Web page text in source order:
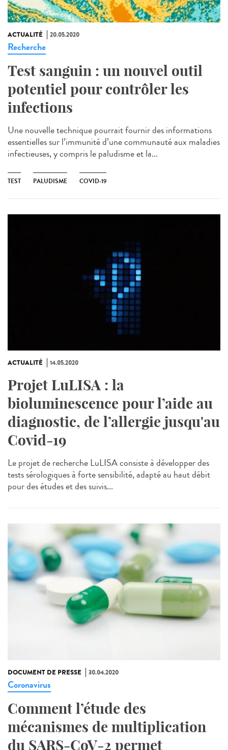
ACTUALITÉ 20.05.2020
Recherche
Test sanguin : un nouvel outil
potentiel pour contrôler les
infections
Une nouvelle technique pourrait fournir des informations
essentielles sur l’immunité d’une communauté aux maladies
infectieuses, y compris le paludisme et la...
TEST PALUDISME COVID-19
ACTUALITÉ 14.05.2020
Projet LuLISA : la
bioluminescence pour l’aide au
diagnostic, de l’allergie jusqu'au
Covid-19
Le projet de recherche LuLISA consiste à développer des
tests sérologiques à forte sensibilité, adapté au haut débit
pour des études et des suivis...
DOCUMENT DE PRESSE 30.04.2020
Coronavirus
Comment l’étude des
mécanismes de multiplication
du SARS-CoV-2 permet